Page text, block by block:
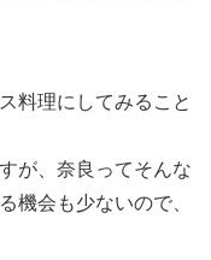
料理にしてみること
が、奈良ってそんな
機会も少ないので、